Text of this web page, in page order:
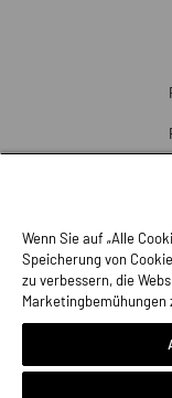
Wenn Sie auf „Alle
Speicherung von
zu verbessern, die